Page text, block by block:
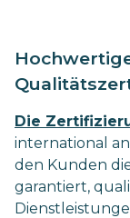
Die
international
den Kunden
garantiert,